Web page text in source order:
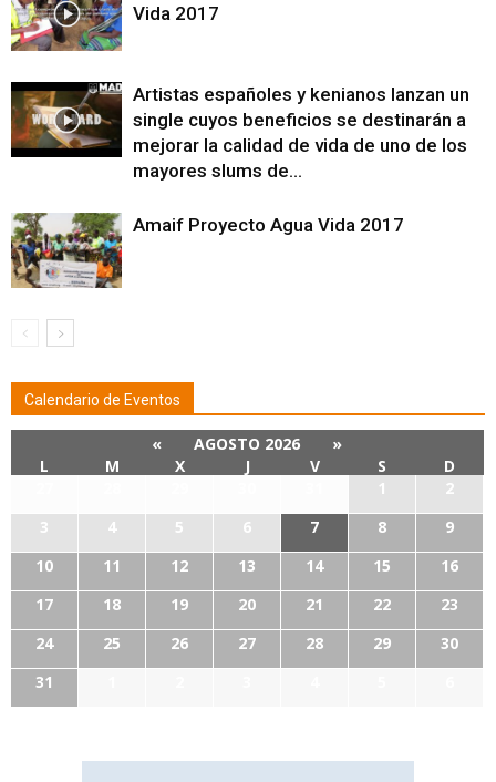
Vida 2017
Artistas españoles y kenianos lanzan un
single cuyos beneficios se destinarán a
mejorar la calidad de vida de uno de los
mayores slums de...
Amaif Proyecto Agua Vida 2017
Calendario de Eventos
« AGOSTO 2026
»
L
M X J V S
D
1
2
3
4 5 6 7 8
9
10
11 12 13 14 15
16
17
18 19 20 21 22
23
24
25 26 27 28 29
30
31